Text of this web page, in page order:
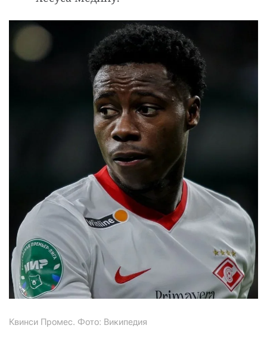
Квинси Промес. Фото: Википедия